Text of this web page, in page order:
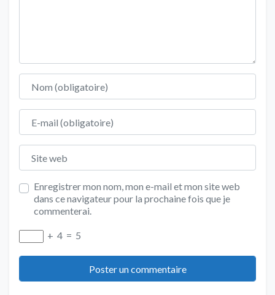
Nom
E-mail
Site web
Enregistrer mon nom, mon e-mail et mon site web
dans ce navigateur pour la prochaine fois que je
commenterai.
+ 4 = 5